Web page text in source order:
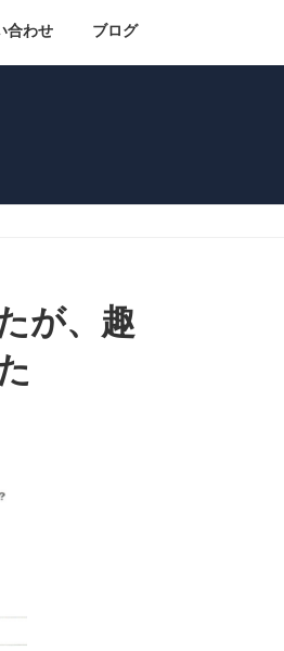
合わせ ブログ
が、趣